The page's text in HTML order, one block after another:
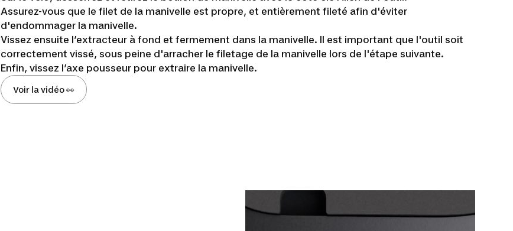
Assurez-vous que le filet de la manivelle est propre, et entièrement fileté afin d'éviter
d'endommager la manivelle.
Vissez ensuite l’extracteur à fond et fermement dans la manivelle. Il est important que l'outil soit
correctement vissé, sous peine d'arracher le filetage de la manivelle lors de l'étape suivante.
Enfin, vissez l’axe pousseur pour extraire la manivelle.
Voir la vidéo 👀